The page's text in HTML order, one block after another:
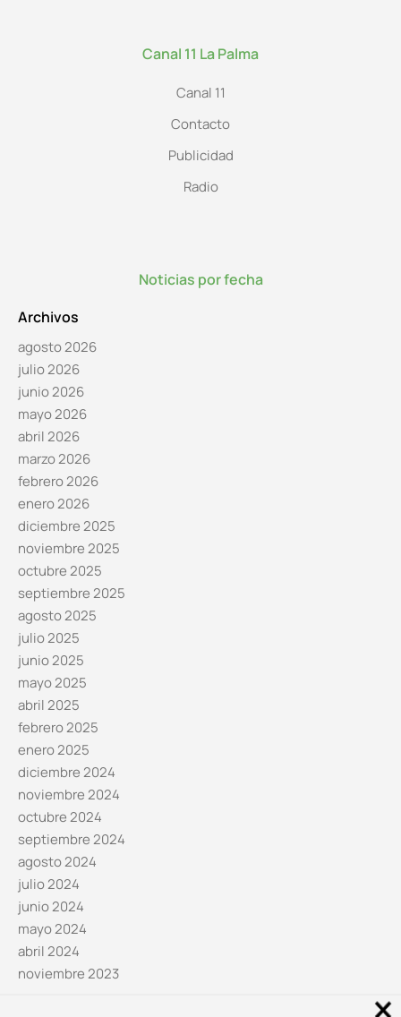
Canal 11 La Palma
Canal 11
Contacto
Publicidad
Radio
Noticias por fecha
Archivos
agosto 2026
julio 2026
junio 2026
mayo 2026
abril 2026
marzo 2026
febrero 2026
enero 2026
diciembre 2025
noviembre 2025
octubre 2025
septiembre 2025
agosto 2025
julio 2025
junio 2025
mayo 2025
abril 2025
febrero 2025
enero 2025
diciembre 2024
noviembre 2024
octubre 2024
septiembre 2024
agosto 2024
julio 2024
junio 2024
mayo 2024
abril 2024
noviembre 2023